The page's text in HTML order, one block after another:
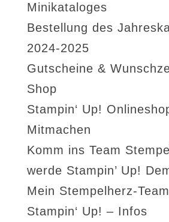
Minikataloges
Bestellung des
2024-2025
Gutscheine &
Shop
Stampin‘ Up!
Mitmachen
Komm ins Team
werde Stampin’ Up!
Mein Stempelherz-Team
Stampin‘ Up! – Infos